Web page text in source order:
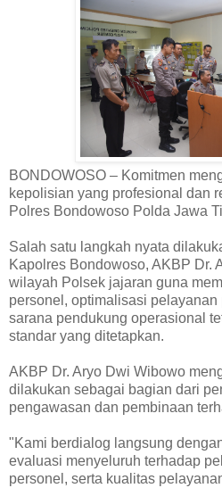
BONDOWOSO – Komitmen
kepolisian yang profesional dan
Polres Bondowoso Polda Jawa
Salah satu langkah nyata
Kapolres Bondowoso, AKBP Dr.
wilayah Polsek jajaran guna
personel, optimalisasi
sarana pendukung operasional
standar yang ditetapkan.
AKBP Dr. Aryo Dwi Wibowo
dilakukan sebagai bagian dari
pengawasan dan pembinaan
"Kami berdialog langsung
evaluasi menyeluruh terhadap
personel, serta kualitas